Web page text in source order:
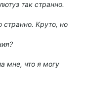
так странно.
странно. Круто, но
мне, что я могу